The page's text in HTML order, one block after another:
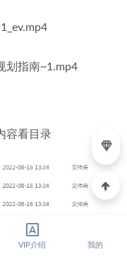
划指南~1.mp4
容看目录
VIP介绍 我的